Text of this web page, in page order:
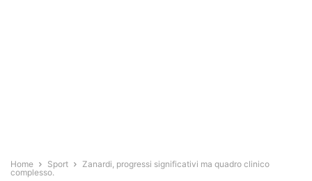
Home Sport
Zanardi, progressi significativi ma quadro clinico
complesso.